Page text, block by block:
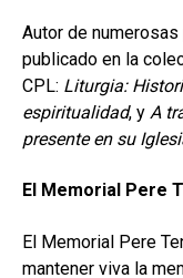
Autor de
publicado en la
CPL: Liturgia:
espiritualidad, y A
presente en su
El Memorial Pere
El Memorial Pere
mantener viva la